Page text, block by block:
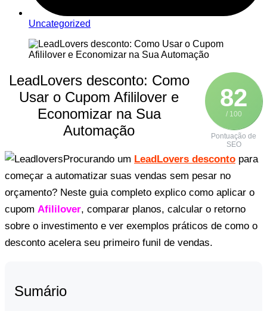
Uncategorized
82
/ 100
Pontuação de
SEO
LeadLovers desconto: Como
Usar o Cupom Afililover e
Economizar na Sua
Automação
Procurando um LeadLovers desconto para
começar a automatizar suas vendas sem pesar no
orçamento? Neste guia completo explico como aplicar o
cupom Afililover, comparar planos, calcular o retorno
sobre o investimento e ver exemplos práticos de como o
desconto acelera seu primeiro funil de vendas.
Sumário